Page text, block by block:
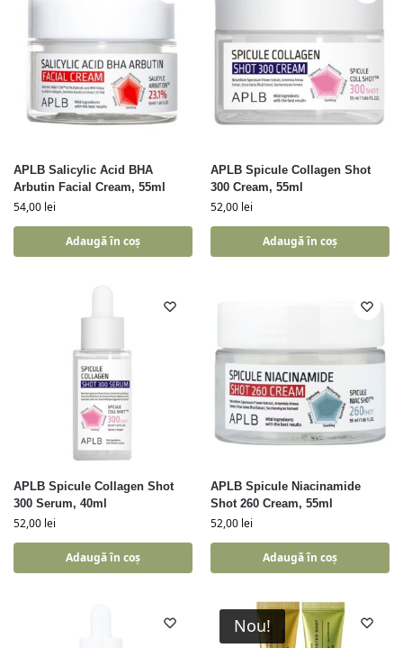
APLB Salicylic Acid BHA
Arbutin Facial Cream, 55ml
54,00 lei
Adaugă în coș
APLB Spicule Collagen Shot
300 Cream, 55ml
52,00 lei
Adaugă în coș
APLB Spicule Collagen Shot
300 Serum, 40ml
52,00 lei
Adaugă în coș
APLB Spicule Niacinamide
Shot 260 Cream, 55ml
52,00 lei
Adaugă în coș
Nou!